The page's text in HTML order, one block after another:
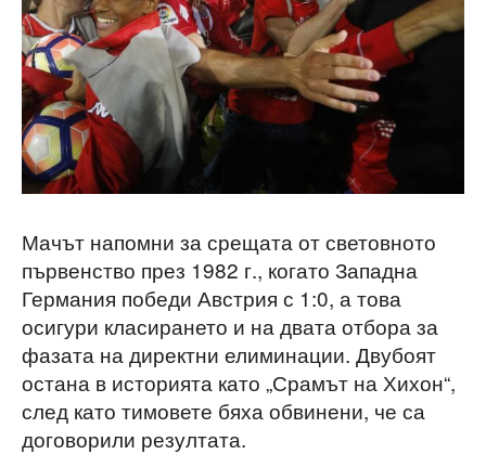
Мачът напомни за срещата от световното
първенство през 1982 г., когато Западна
Германия победи Австрия с 1:0, а това
осигури класирането и на двата отбора за
фазата на директни елиминации. Двубоят
остана в историята като „Срамът на Хихон“,
след като тимовете бяха обвинени, че са
договорили резултата.